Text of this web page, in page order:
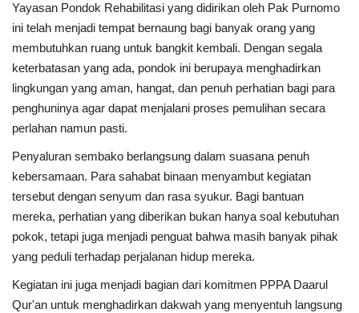
Yayasan Pondok Rehabilitasi yang didirikan oleh Pak Purnomo
ini telah menjadi tempat bernaung bagi banyak orang yang
membutuhkan ruang untuk bangkit kembali. Dengan segala
keterbatasan yang ada, pondok ini berupaya menghadirkan
lingkungan yang aman, hangat, dan penuh perhatian bagi para
penghuninya agar dapat menjalani proses pemulihan secara
perlahan namun pasti.
Penyaluran sembako berlangsung dalam suasana penuh
kebersamaan. Para sahabat binaan menyambut kegiatan
tersebut dengan senyum dan rasa syukur. Bagi bantuan
mereka, perhatian yang diberikan bukan hanya soal kebutuhan
pokok, tetapi juga menjadi penguat bahwa masih banyak pihak
yang peduli terhadap perjalanan hidup mereka.
Kegiatan ini juga menjadi bagian dari komitmen PPPA Daarul
Qur'an untuk menghadirkan dakwah yang menyentuh langsung